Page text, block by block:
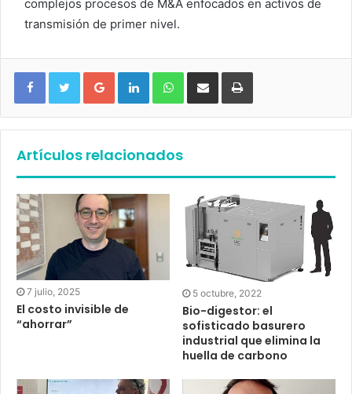
complejos procesos de M&A enfocados en activos de
transmisión de primer nivel.
Google+ LinkedIn WhatsApp
Artículos relacionados
7 julio, 2025
El costo invisible de
“ahorrar”
5 octubre, 2022
Bio-digestor: el
sofisticado basurero
industrial que elimina la
huella de carbono